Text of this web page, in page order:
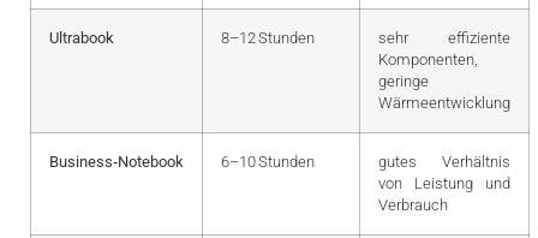
Ultrabook 8–12 Stunden
sehr effiziente
Komponenten,
geringe
Wärmeentwicklung
Business‑Notebook 6–10 Stunden
gutes Verhältnis
von Leistung und
Verbrauch